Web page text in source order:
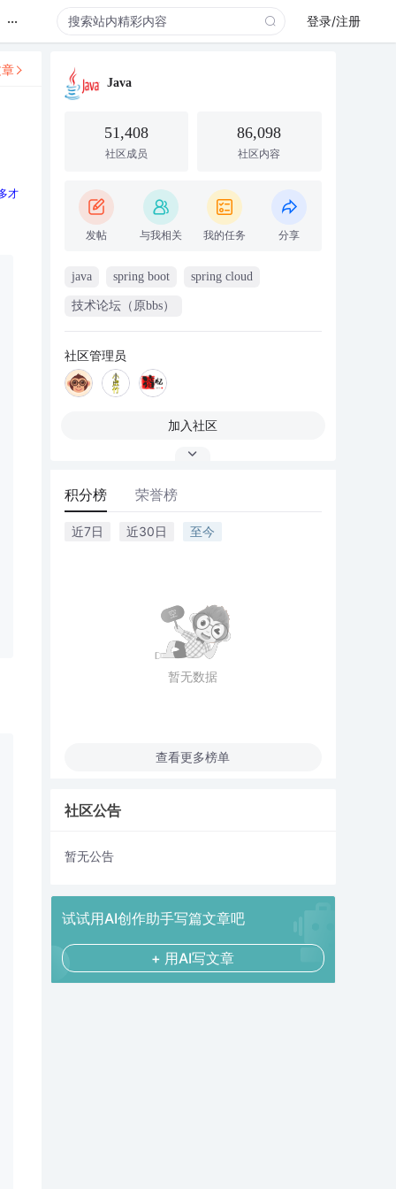
... 登录/注册
才
Java
51,408
社区成员
86,098
社区内容
发帖 与我相关 我的任务 分享
java spring boot spring cloud
技术论坛（原bbs）
社区管理员
加入社区
积分榜 荣誉榜
近7日 近30日 至今
暂无数据
查看更多榜单
社区公告
暂无公告
试试用AI创作助手写篇文章吧
+ 用AI写文章